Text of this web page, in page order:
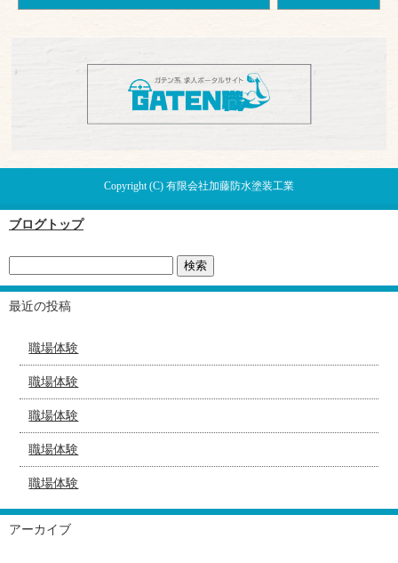
Copyright (C) 有限会社加藤防水塗装工業
ブログトップ
最近の投稿
職場体験
職場体験
職場体験
職場体験
職場体験
アーカイブ